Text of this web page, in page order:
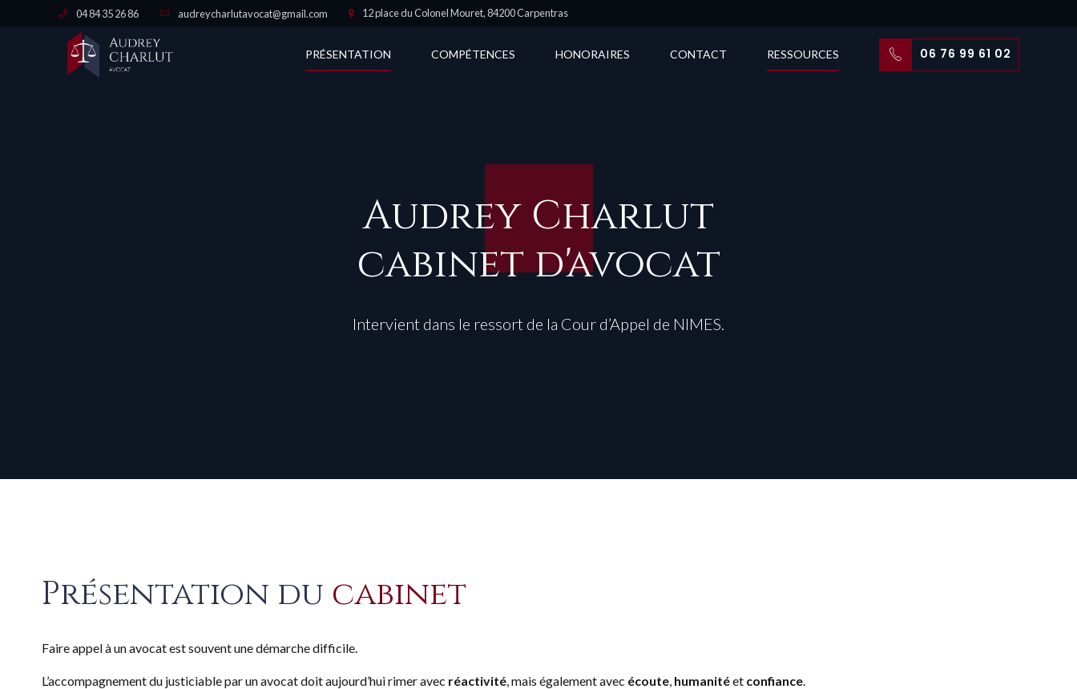
04 84 35 26 86 audreycharlutavocat@gmail.com 12 place du Colonel Mouret, 84200 Carpentras
06 76 99 61 02
PRÉSENTATION COMPÉTENCES HONORAIRES CONTACT RESSOURCES
Audrey Charlut
cabinet d'avocat
Intervient dans le ressort de la Cour d’Appel de NIMES.
Présentation du cabinet
Faire appel à un avocat est souvent une démarche difficile.
L’accompagnement du justiciable par un avocat doit aujourd’hui rimer avec réactivité, mais également avec écoute, humanitéet confiance.